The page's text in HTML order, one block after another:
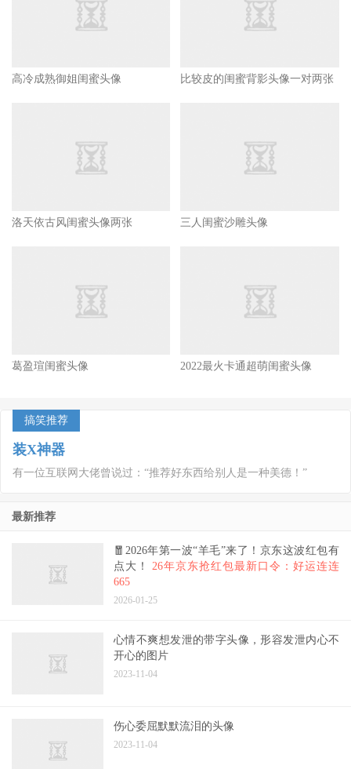
高冷成熟御姐闺蜜头像 比较皮的闺蜜背影头像一对两张
洛天依古风闺蜜头像两张 三人闺蜜沙雕头像
葛盈瑄闺蜜头像 2022最火卡通超萌闺蜜头像
搞笑推荐
装X神器
有一位互联网大佬曾说过：“推荐好东西给别人是一种美德！”
最新推荐
🧧2026年第一波“羊毛”来了！京东这波红包有
点大！ 26年京东抢红包最新口令：好运连连
665
2026-01-25
心情不爽想发泄的带字头像，形容发泄内心不
开心的图片
2023-11-04
伤心委屈默默流泪的头像
2023-11-04